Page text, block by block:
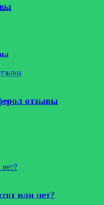
отзывы
нет?
или нет?